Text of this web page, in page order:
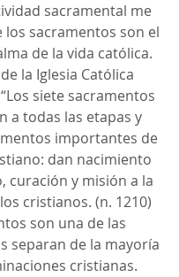
sacramental me
los sacramentos son el
de la vida católica.
la Iglesia Católica
siete sacramentos
a todas las etapas y
importantes de
dan nacimiento
curación y misión a la
cristianos. (n. 1210)
son una de las
separan de la mayoría
cristianas.